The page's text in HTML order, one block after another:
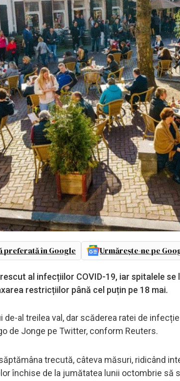
preferată în Google Urmărește-ne pe
al infecțiilor COVID-19, iar spitalele
restricțiilor până cel puțin pe 18 mai.
de-al treilea val, dar scăderea ratei de
de Jonge pe Twitter, conform Reuters.
trecută, câteva măsuri, ridicând
închise de la jumătatea lunii octombrie să